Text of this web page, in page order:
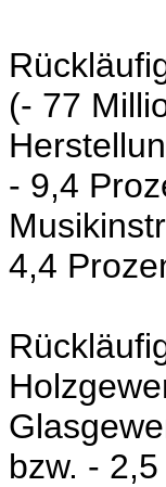
(- 77
- 9,4
4,4
bzw. -